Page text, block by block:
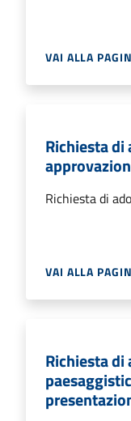
VAI ALLA
Richiesta di
Richiesta di
VAI ALLA
Richiesta